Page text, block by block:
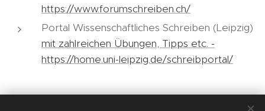
https://www.forumschreiben.ch/
Portal Wissenschaftliches Schreiben (Leipzig)
mit zahlreichen Übungen, Tipps etc. -
https://home.uni-leipzig.de/schreibportal/